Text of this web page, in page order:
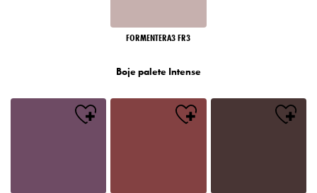
FORMENTERA3 FR3
Boje palete Intense